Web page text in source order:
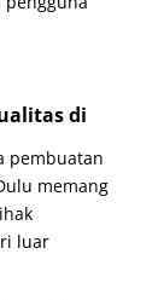
di
pembuatan
memang
luar